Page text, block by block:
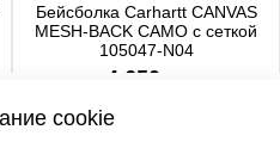
Бейсболка Carhartt CANVAS
MESH-BACK CAMO с сеткой
105047-N04
4 650 р.
cookie